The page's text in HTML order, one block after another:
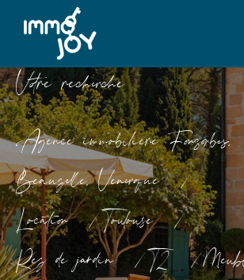
Vore recece
Agence immobilière Fonsorbes,
Beauzelle, Venerque
Location
Toulouse
Rez de jardin
T2